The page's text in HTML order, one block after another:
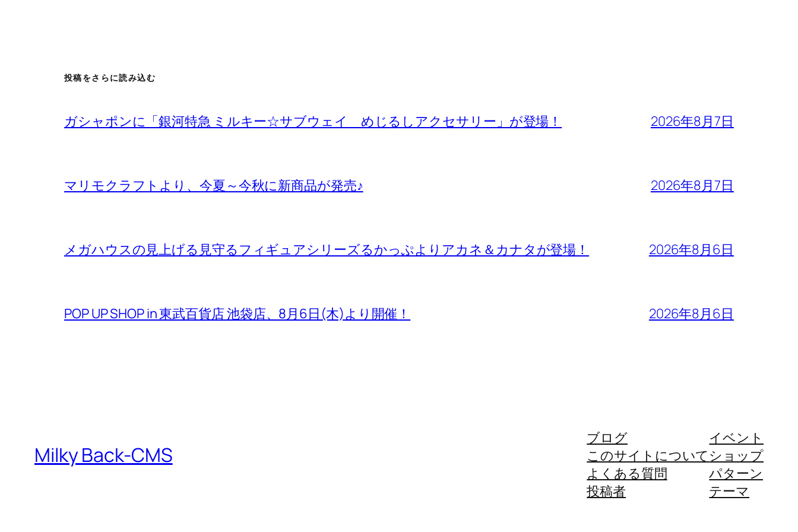
投稿をさらに読み込む
ガシャポンに「銀河特急 ミルキー☆サブウェイ めじるしアクセサリー」が登場！ 2026年8月7日
マリモクラフトより、今夏～今秋に新商品が発売♪ 2026年8月7日
メガハウスの見上げる見守るフィギュアシリーズるかっぷよりアカネ＆カナタが登場！ 2026年8月6日
POP UP SHOP in 東武百貨店 池袋店、8月6日(木)より開催！ 2026年8月6日
Milky Back-CMS
ブログ
このサイトについて
よくある質問
投稿者
イベント
ショップ
パターン
テーマ